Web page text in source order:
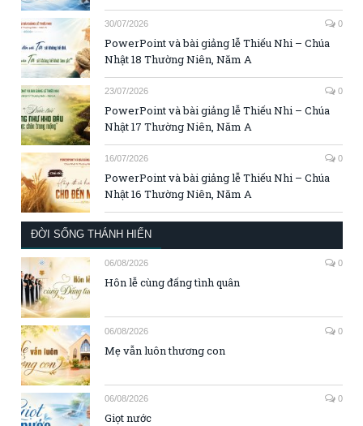
30/07/2026 0
PowerPoint và bài giảng lễ Thiếu Nhi – Chúa
Nhật 18 Thường Niên, Năm A
23/07/2026 0
PowerPoint và bài giảng lễ Thiếu Nhi – Chúa
Nhật 17 Thường Niên, Năm A
16/07/2026 0
PowerPoint và bài giảng lễ Thiếu Nhi – Chúa
Nhật 16 Thường Niên, Năm A
ĐỜI SỐNG THÁNH HIẾN
06/08/2026 0
Hôn lễ cùng đấng tình quân
06/08/2026 0
Mẹ vẫn luôn thương con
06/08/2026 0
Giọt nước